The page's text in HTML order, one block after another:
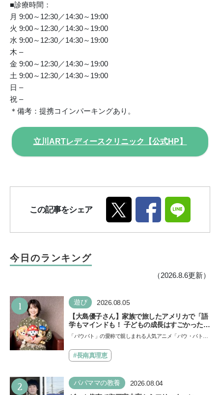
■診療時間：
月 9:00～12:30／14:30～19:00
火 9:00～12:30／14:30～19:00
水 9:00～12:30／14:30～19:00
木 –
金 9:00～12:30／14:30～19:00
土 9:00～12:30／14:30～19:00
日 –
祝 –
＊備考：提携コインパーキングあり。
立川ARTレディースクリニック【公式HP】
この記事をシェア
今日のランキング
（2026.8.6更新）
1 遊び 2026.08.05
【大島優子さん】家族で旅したアメリカで「語
学もマインドも！ 子どもの成長はすごかった」
声優をつとめた映画『パウ・パトロール ザ・ダ
できると子どもに知ってほしい
「パウパト」の愛称で親しまれる人気アニメ「パウ・パトロ
ザ…
#長南真理恵
2 パパママの教養 2026.08.04